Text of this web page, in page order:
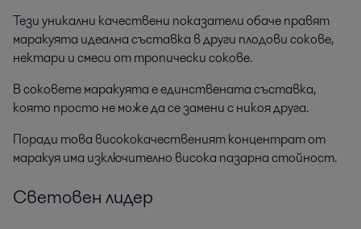
Тези уникални качествени показатели обаче правят
маракуята идеална съставка в други плодови сокове,
нектари и смеси от тропически сокове.
В соковете маракуята е единствената съставка,
която просто не може да се замени с никоя друга.
Поради това висококачественият концентрат от
маракуя има изключително висока пазарна стойност.
Световен лидер